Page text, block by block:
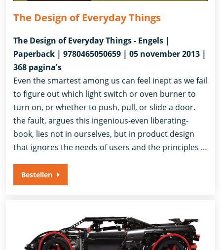
The Design of Everyday Things
The Design of Everyday Things - Engels |
Paperback | 9780465050659 | 05 november 2013 |
368 pagina's
Even the smartest among us can feel inept as we fail
to figure out which light switch or oven burner to
turn on, or whether to push, pull, or slide a door.
the fault, argues this ingenious-even liberating-
book, lies not in ourselves, but in product design
that ignores the needs of users and the principles …
Bestellen